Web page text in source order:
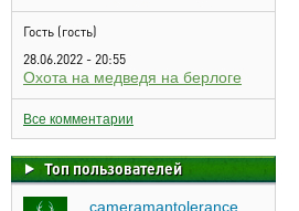
Гость (гость)
28.06.2022 - 20:55
Охота на медведя на берлоге
Все комментарии
Топ пользователей
cameramantolerance